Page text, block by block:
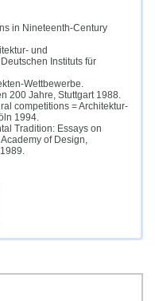
in Nineteenth-Century
und
Instituts für
Wettbewerbe.
200 Jahre, Stuttgart 1988.
competitions = Architektur-
1994.
Tradition: Essays on
of Design,